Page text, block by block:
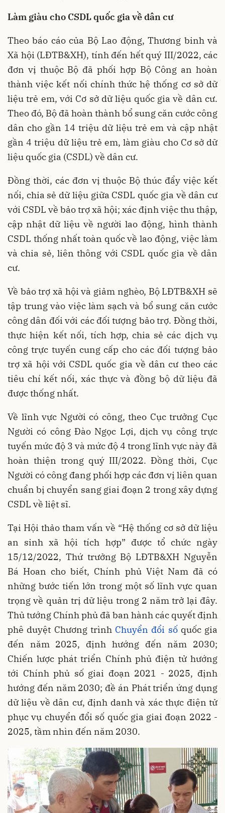
Làm giàu cho CSDL quốc gia về dân cư
Theo báo cáo của Bộ Lao động, Thương binh và
Xã hội (LĐTB&XH), tính đến hết quý III/2022, các
đơn vị thuộc Bộ đã phối hợp Bộ Công an hoàn
thành việc kết nối chính thức hệ thống cơ sở dữ
liệu trẻ em, với Cơ sở dữ liệu quốc gia về dân cư.
Theo đó, Bộ đã hoàn thành bổ sung căn cước công
dân cho gần 14 triệu dữ liệu trẻ em và cập nhật
gần 4 triệu dữ liệu trẻ em, làm giàu cho Cơ sở dữ
liệu quốc gia (CSDL) về dân cư.
Đồng thời, các đơn vị thuộc Bộ thúc đẩy việc kết
nối, chia sẻ dữ liệu giữa CSDL quốc gia về dân cư
với CSDL về bảo trợ xã hội; xác định việc thu thập,
cập nhật dữ liệu về người lao động, hình thành
CSDL thống nhất toàn quốc về lao động, việc làm
và chia sẻ, liên thông với CSDL quốc gia về dân
cư.
Về bảo trợ xã hội và giảm nghèo, Bộ LĐTB&XH sẽ
tập trung vào việc làm sạch và bổ sung căn cước
công dân đối với các đối tượng bảo trợ. Đồng thời,
thực hiện kết nối, tích hợp, chia sẻ các dịch vụ
công trực tuyến cung cấp cho các đối tượng bảo
trợ xã hội với CSDL quốc gia về dân cư theo các
tiêu chí kết nối, xác thực và đồng bộ dữ liệu đã
được thống nhất.
Về lĩnh vực Người có công, theo Cục trưởng Cục
Người có công Đào Ngọc Lợi, dịch vụ công trực
tuyến mức độ 3 và mức độ 4 trong lĩnh vực này đã
hoàn thiện trong quý III/2022. Đồng thời, Cục
Người có công đang phối hợp các đơn vị liên quan
chuẩn bị chuyển sang giai đoạn 2 trong xây dựng
CSDL về liệt sĩ.
Tại Hội thảo tham vấn về “Hệ thống cơ sở dữ liệu
an sinh xã hội tích hợp” được tổ chức ngày
15/12/2022, Thứ trưởng Bộ LĐTB&XH Nguyễn
Bá Hoan cho biết, Chính phủ Việt Nam đã có
những bước tiến lớn trong một số lĩnh vực quan
trọng về quản trị dữ liệu trong 2 năm trở lại đây.
Thủ tướng Chính phủ đã ban hành các quyết định
phê duyệt Chương trình Chuyển đổi sốquốc gia
đến năm 2025, định hướng đến năm 2030;
Chiến lược phát triển Chính phủ điện tử hướng
tới Chính phủ số giai đoạn 2021 - 2025, định
hướng đến năm 2030; đề án Phát triển ứng dụng
dữ liệu về dân cư, định danh và xác thực điện tử
phục vụ chuyển đổi số quốc gia giai đoạn 2022 -
2025, tầm nhìn đến năm 2030.